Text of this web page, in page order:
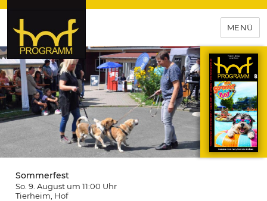
hof-programm – das
Veranstaltungsportal für
Hochfranken
MENÜ
Sommerfest
So. 9. August um 11:00 Uhr
Tierheim , Hof